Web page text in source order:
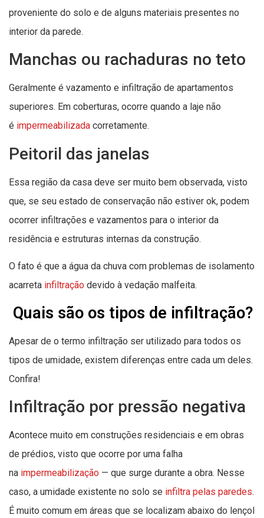
proveniente do solo e de alguns materiais presentes no
interior da parede.
Manchas ou rachaduras no teto
Geralmente é vazamento e infiltração de apartamentos
superiores. Em coberturas, ocorre quando a laje não
é impermeabilizada corretamente.
Peitoril das janelas
Essa região da casa deve ser muito bem observada, visto
que, se seu estado de conservação não estiver ok, podem
ocorrer infiltrações e vazamentos para o interior da
residência e estruturas internas da construção.
O fato é que a água da chuva com problemas de isolamento
acarreta infiltração devido à vedação malfeita.
Quais são os tipos de infiltração?
Apesar de o termo infiltração ser utilizado para todos os
tipos de umidade, existem diferenças entre cada um deles.
Confira!
Infiltração por pressão negativa
Acontece muito em construções residenciais e em obras
de prédios, visto que ocorre por uma falha
na impermeabilização — que surge durante a obra. Nesse
caso, a umidade existente no solo se infiltra pelas paredes.
É muito comum em áreas que se localizam abaixo do lençol